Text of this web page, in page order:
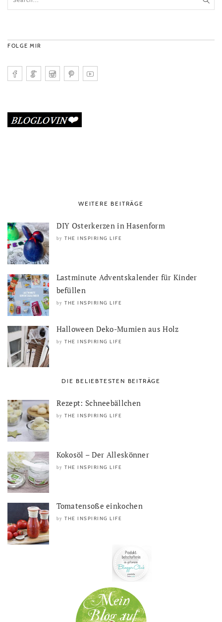
FOLGE MIR
WEITERE BEITRÄGE
DIY Osterkerzen in Hasenform
by THE INSPIRING LIFE
Lastminute Adventskalender für Kinder
befüllen
by THE INSPIRING LIFE
Halloween Deko-Mumien aus Holz
by THE INSPIRING LIFE
DIE BELIEBTESTEN BEITRÄGE
Rezept: Schneebällchen
by THE INSPIRING LIFE
Kokosöl – Der Alleskönner
by THE INSPIRING LIFE
Tomatensoße einkochen
by THE INSPIRING LIFE